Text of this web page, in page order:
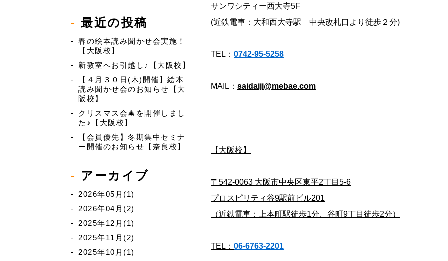
最近の投稿
春の絵本読み聞かせ会実施！
【大阪校】
新教室へお引越し♪【大阪校】
【４月３０日(木)開催】絵本
読み聞かせ会のお知らせ【大
阪校】
クリスマス会🎄を開催しまし
た♪【大阪校】
【会員優先】冬期集中セミナ
ー開催のお知らせ【奈良校】
アーカイブ
2026年05月(1)
2026年04月(2)
2025年12月(1)
2025年11月(2)
2025年10月(1)
サンワシティー西大寺5F
(近鉄電車：大和西大寺駅 中央改札口より徒歩２分)
TEL： 0742-95-5258
MAIL： saidaiji@mebae.com
【大阪校】
〒542-0063 大阪市中央区東平2丁目5-6
プロスピリティ谷9駅前ビル201
（近鉄電車：上本町駅徒歩1分、谷町9丁目徒歩2分）
TEL： 06-6763-2201